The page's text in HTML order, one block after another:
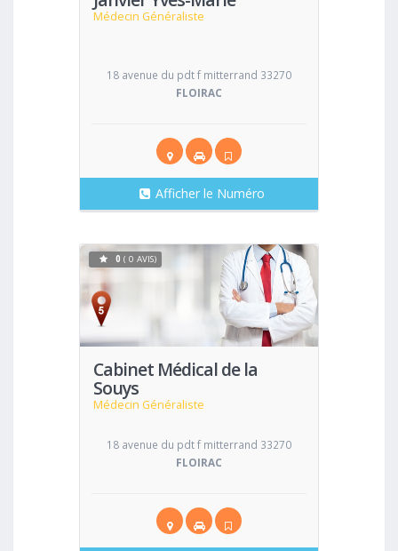
Médecin Généraliste
18 avenue du pdt f mitterrand 33270
FLOIRAC
Afficher le Numéro
Cabinet Médical de la
Souys
Médecin Généraliste
Voir
0 ( 0 AVIS)
18 avenue du pdt f mitterrand 33270
FLOIRAC